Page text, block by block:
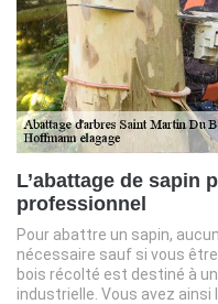
L’abattage de sapin
professionnel
Pour abattre un sapin,
nécessaire sauf si vous
bois récolté est destiné à
industrielle. Vous avez ainsi